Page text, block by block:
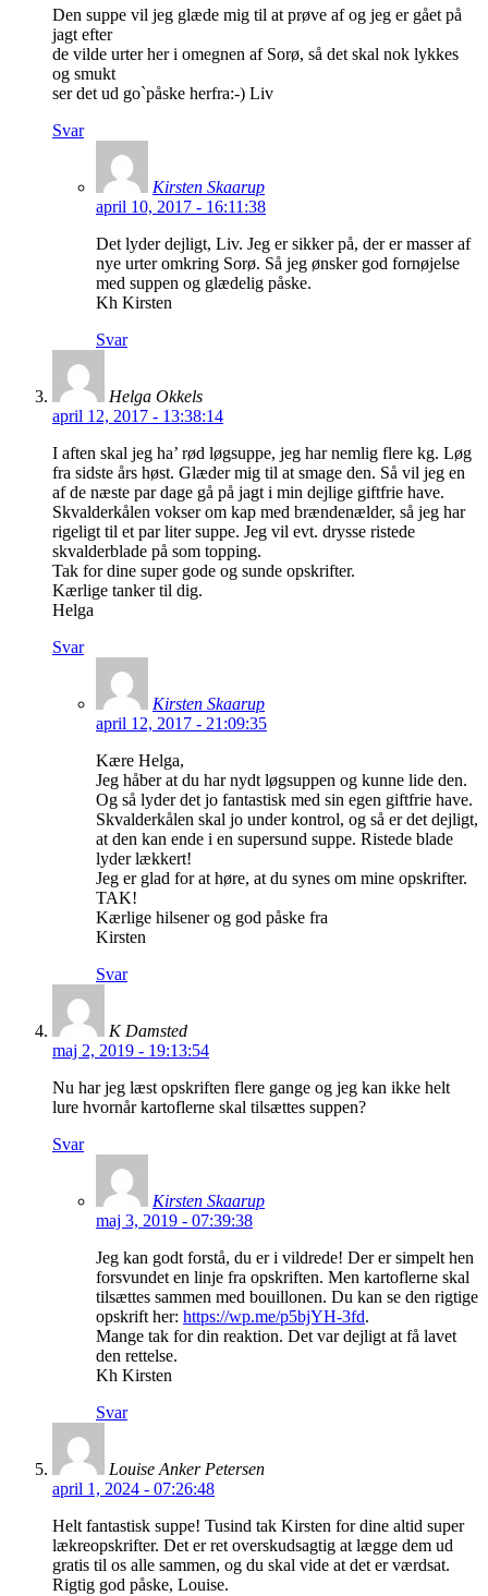
Den suppe vil jeg glæde mig til at prøve af og jeg er gået på
jagt efter
de vilde urter her i omegnen af Sorø, så det skal nok lykkes
og smukt
ser det ud go`påske herfra:-) Liv
Svar
Kirsten Skaarup
april 10, 2017 - 16:11:38
Det lyder dejligt, Liv. Jeg er sikker på, der er masser af
nye urter omkring Sorø. Så jeg ønsker god fornøjelse
med suppen og glædelig påske.
Kh Kirsten
Svar
Helga Okkels
april 12, 2017 - 13:38:14
I aften skal jeg ha’ rød løgsuppe, jeg har nemlig flere kg. Løg
fra sidste års høst. Glæder mig til at smage den. Så vil jeg en
af de næste par dage gå på jagt i min dejlige giftfrie have.
Skvalderkålen vokser om kap med brændenælder, så jeg har
rigeligt til et par liter suppe. Jeg vil evt. drysse ristede
skvalderblade på som topping.
Tak for dine super gode og sunde opskrifter.
Kærlige tanker til dig.
Helga
Svar
Kirsten Skaarup
april 12, 2017 - 21:09:35
Kære Helga,
Jeg håber at du har nydt løgsuppen og kunne lide den.
Og så lyder det jo fantastisk med sin egen giftfrie have.
Skvalderkålen skal jo under kontrol, og så er det dejligt,
at den kan ende i en supersund suppe. Ristede blade
lyder lækkert!
Jeg er glad for at høre, at du synes om mine opskrifter.
TAK!
Kærlige hilsener og god påske fra
Kirsten
Svar
K Damsted
maj 2, 2019 - 19:13:54
Nu har jeg læst opskriften flere gange og jeg kan ikke helt
lure hvornår kartoflerne skal tilsættes suppen?
Svar
Kirsten Skaarup
maj 3, 2019 - 07:39:38
Jeg kan godt forstå, du er i vildrede! Der er simpelt hen
forsvundet en linje fra opskriften. Men kartoflerne skal
tilsættes sammen med bouillonen. Du kan se den rigtige
opskrift her: https://wp.me/p5bjYH-3fd.
Mange tak for din reaktion. Det var dejligt at få lavet
den rettelse.
Kh Kirsten
Svar
Louise Anker Petersen
april 1, 2024 - 07:26:48
Helt fantastisk suppe! Tusind tak Kirsten for dine altid super
lækreopskrifter. Det er ret overskudsagtig at lægge dem ud
gratis til os alle sammen, og du skal vide at det er værdsat.
Rigtig god påske, Louise.